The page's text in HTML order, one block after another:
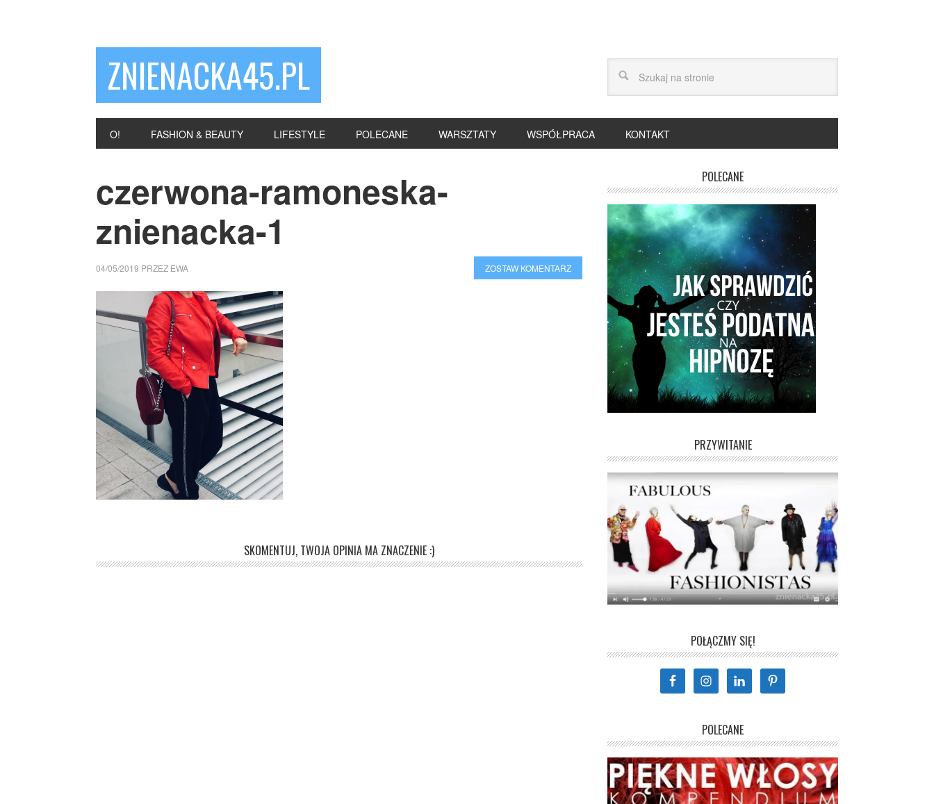
ZNIENACKA45.PL
O! FASHION & BEAUTY LIFESTYLE POLECANE WARSZTATY WSPÓŁPRACA KONTAKT
czerwona-ramoneska-
znienacka-1
04/05/2019 PRZEZ EWA ZOSTAW KOMENTARZ
SKOMENTUJ, TWOJA OPINIA MA ZNACZENIE :)
POLECANE
PRZYWITANIE
POŁĄCZMY SIĘ!
POLECANE